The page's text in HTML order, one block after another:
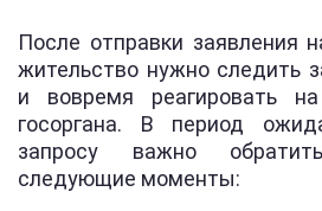
После отправки заявления
жительство нужно следить
и вовремя реагировать
госоргана. В период
запросу важно
следующие моменты: